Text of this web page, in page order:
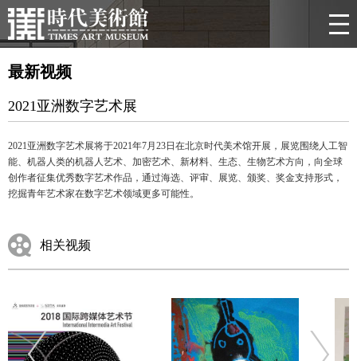
最新视频
2021亚洲数字艺术展
2021亚洲数字艺术展将于2021年7月 23日 在北京时代美术馆开展， 展览围绕人工智
能、机器人类的机器人艺术、加密艺术、新材料、生态、生物艺术方向，向全球
创作者征集优秀数字艺术作品，通过海选、评审、展览、颁奖、奖金支持形式，
挖掘青年艺术家在数字艺术领域更多可能性。
相关视频